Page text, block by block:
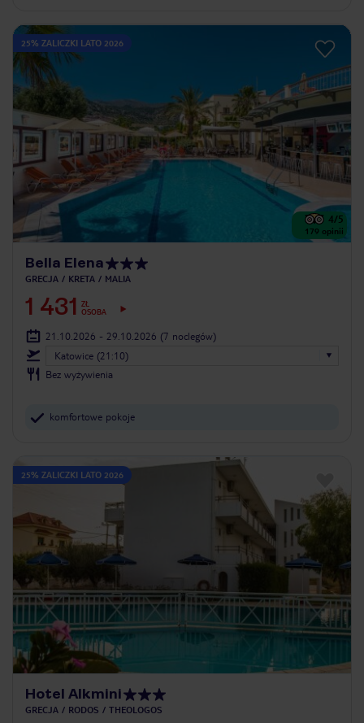
25% ZALICZKI LATO 2026
4/5
179 opinii
Bella Elena
GRECJA KRETA MALIA
1 431
ZŁ
OSOBA
21.10.2026 - 29.10.2026 (7 noclegów)
Katowice (21:10)
Bez wyżywienia
komfortowe pokoje
25% ZALICZKI LATO 2026
Hotel Alkmini
GRECJA RODOS THEOLOGOS